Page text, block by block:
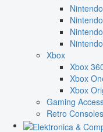
Xbox
Xbox
Xbox
Xbox
Gaming
Retro Consoles